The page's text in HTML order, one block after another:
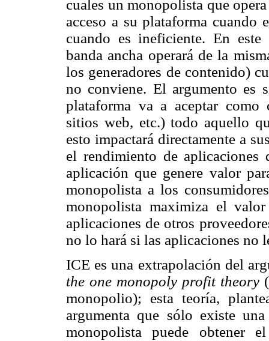
cuales un monopolista que
acceso a su plataforma cuando
cuando es ineficiente. En
banda ancha operará de la
los generadores de contenido)
no conviene. El argumento es
plataforma va a aceptar como
sitios web, etc.) todo aquello
esto impactará directamente a
el rendimiento de aplicaciones
aplicación que genere valor
monopolista a los
monopolista maximiza el
aplicaciones de otros
no lo hará si las aplicaciones no
ICE es una extrapolación del
the one monopoly profit theory
monopolio); esta teoría,
argumenta que sólo existe
monopolista puede obtener